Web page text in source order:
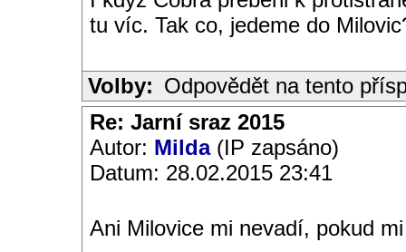
tu víc. Tak co, jedeme do
Volby: Odpovědět na tento
Re: Jarní sraz 2015
Autor: Milda(IP zapsáno)
Datum: 28.02.2015 23:41
Ani Milovice mi nevadí, pokud